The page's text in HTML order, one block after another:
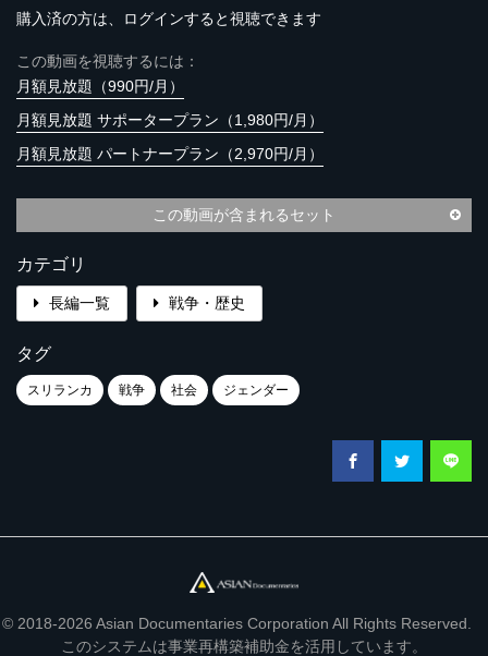
購入済の方は、ログインすると視聴できます
この動画を視聴するには：
月額見放題（990円/月）
月額見放題 サポータープラン（1,980円/月）
月額見放題 パートナープラン（2,970円/月）
この動画が含まれるセット
カテゴリ
長編一覧 戦争・歴史
タグ
スリランカ 戦争 社会 ジェンダー
© 2018-2026 Asian Documentaries Corporation All Rights Reserved.
このシステムは事業再構築補助金を活用しています。